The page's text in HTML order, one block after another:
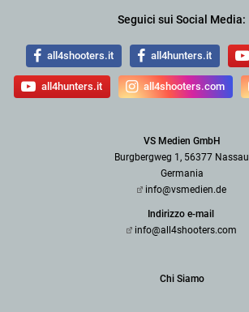
Seguici sui Social Media:
all4shooters.it all4hunters.it
all4hunters.it all4shooters.com
VS Medien GmbH
Burgbergweg 1, 56377 Nassau
Germania
info@vsmedien.de
Indirizzo e-mail
info@all4shooters.com
Chi Siamo